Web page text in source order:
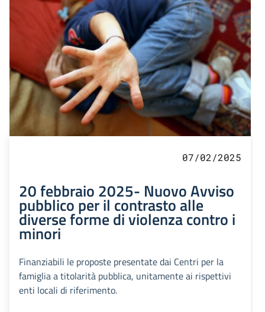
07/02/2025
20 febbraio 2025- Nuovo Avviso
pubblico per il contrasto alle
diverse forme di violenza contro i
minori
Finanziabili le proposte presentate dai Centri per la
famiglia a titolarità pubblica, unitamente ai rispettivi
enti locali di riferimento.